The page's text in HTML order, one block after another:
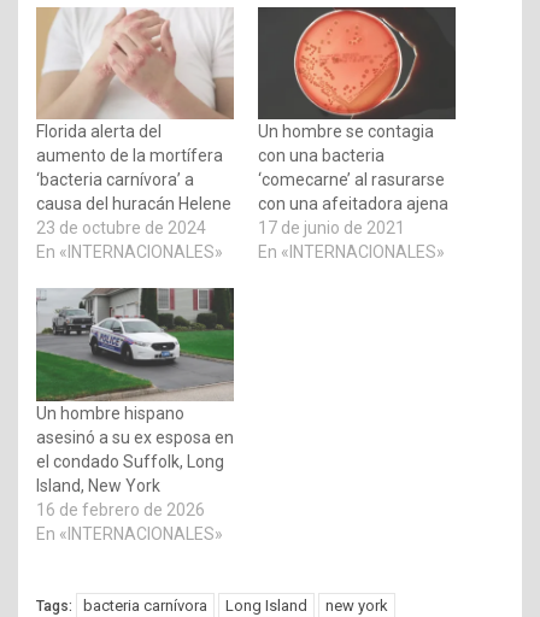
Florida alerta del
aumento de la mortífera
‘bacteria carnívora’ a
causa del huracán Helene
23 de octubre de 2024
En «INTERNACIONALES»
Un hombre se contagia
con una bacteria
‘comecarne’ al rasurarse
con una afeitadora ajena
17 de junio de 2021
En «INTERNACIONALES»
Un hombre hispano
asesinó a su ex esposa en
el condado Suffolk, Long
Island, New York
16 de febrero de 2026
En «INTERNACIONALES»
Tags: bacteria carnívora Long Island new york